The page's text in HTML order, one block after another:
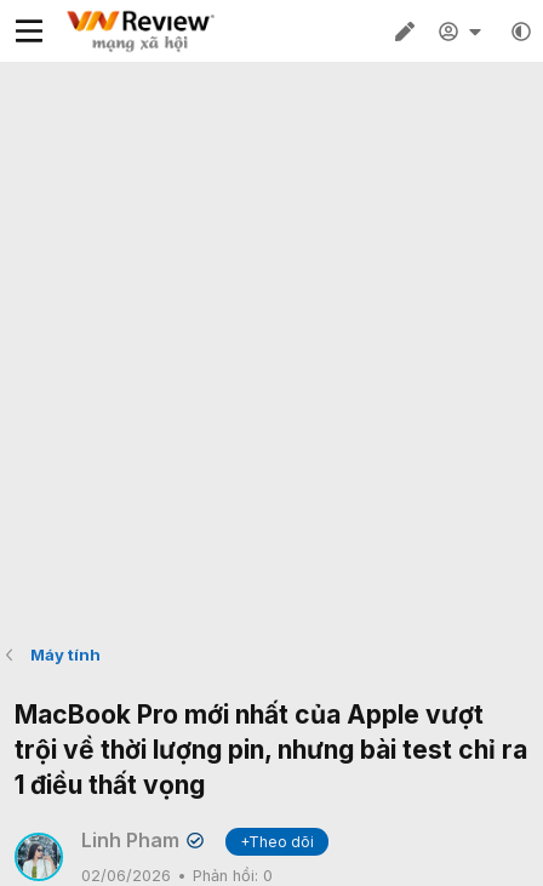
Máy tính
MacBook Pro mới nhất của Apple vượt
trội về thời lượng pin, nhưng bài test chỉ ra
1 điều thất vọng
Linh Pham ✔
+Theo dõi
02/06/2026
Phản hồi: 0